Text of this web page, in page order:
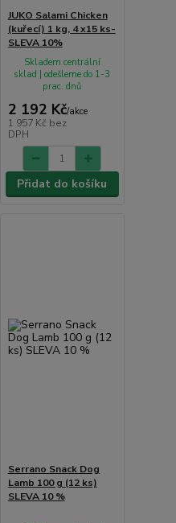
JUKO Salami Chicken
(kuřecí) 1 kg, 4 x15 ks-
SLEVA 10%
2 192 Kč/akce
1 957 Kč bez
DPH
Skladem centrální
sklad | odešleme do 1-3
prac. dnů
Přidat do košíku
Serrano Snack Dog
Lamb 100 g (12 ks)
SLEVA 10 %